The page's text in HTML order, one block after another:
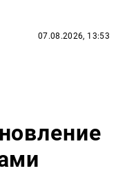
07.08.2026, 13:53